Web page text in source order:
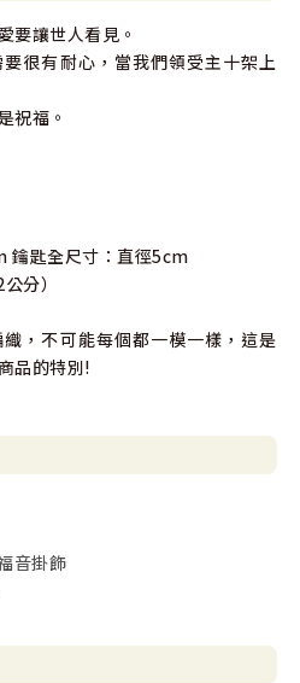
要讓世人看見。
很有耐心，當我們領受主十架上
祝福。
鑰匙全尺寸：直徑5cm
分）
，不可能每個都一模一樣，這是
品的特別!
音掛飾